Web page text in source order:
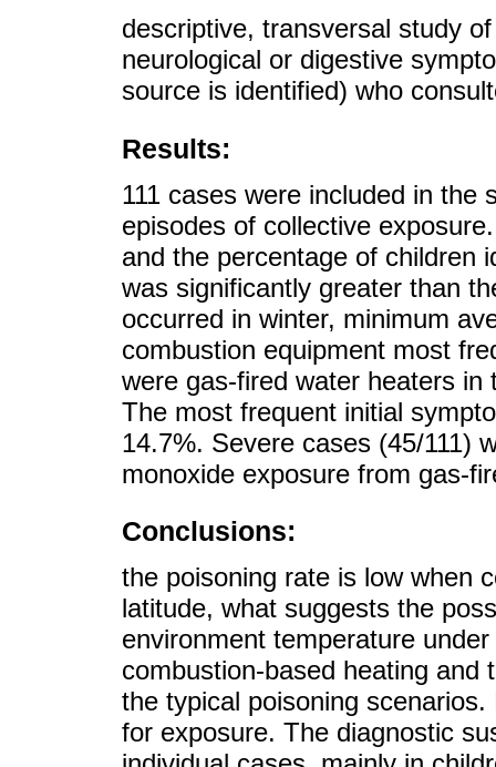
descriptive, transversal study
neurological or digestive
source is identified) who
Results:
111 cases were included in the
episodes of collective
and the percentage of children
was significantly greater than
occurred in winter, minimum
combustion equipment most
were gas-fired water heaters
The most frequent initial
14.7%. Severe cases (45/111)
monoxide exposure from gas-
Conclusions:
the poisoning rate is low when
latitude, what suggests the
environment temperature
combustion-based heating and
the typical poisoning
for exposure. The diagnostic